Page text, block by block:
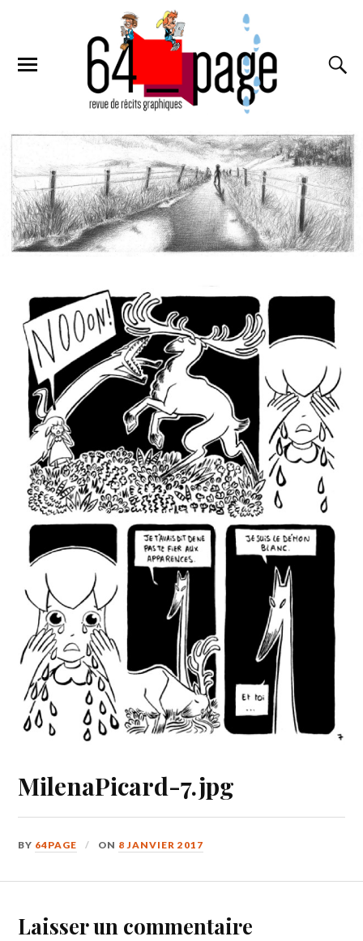
MilenaPicard-7.jpg
BY 64PAGE ON 8 JANVIER 2017
Laisser un commentaire